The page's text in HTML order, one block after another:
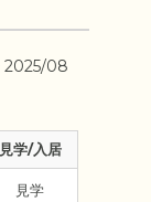
2025/08
見学/入居
見学